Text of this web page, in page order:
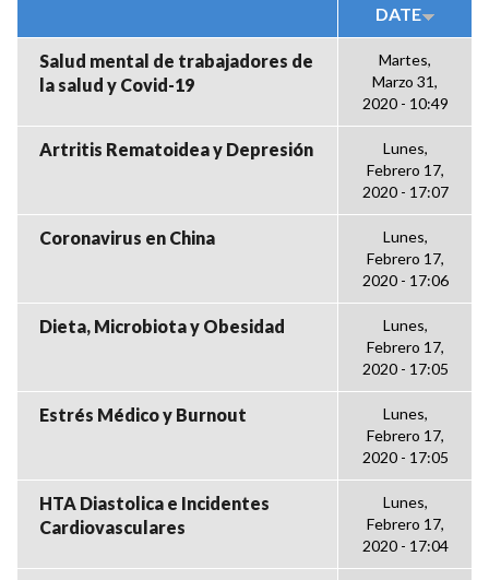
DATE
Salud mental de trabajadores de
la salud y Covid-19
Martes,
Marzo 31,
2020 - 10:49
Artritis Rematoidea y Depresión
Lunes,
Febrero 17,
2020 - 17:07
Coronavirus en China
Lunes,
Febrero 17,
2020 - 17:06
Dieta, Microbiota y Obesidad
Lunes,
Febrero 17,
2020 - 17:05
Estrés Médico y Burnout
Lunes,
Febrero 17,
2020 - 17:05
HTA Diastolica e Incidentes
Cardiovasculares
Lunes,
Febrero 17,
2020 - 17:04